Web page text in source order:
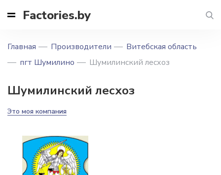
Factories.by
Главная Производители
Витебская область
пгт Шумилино
Шумилинский лесхоз
Шумилинский лесхоз
Это моя компания